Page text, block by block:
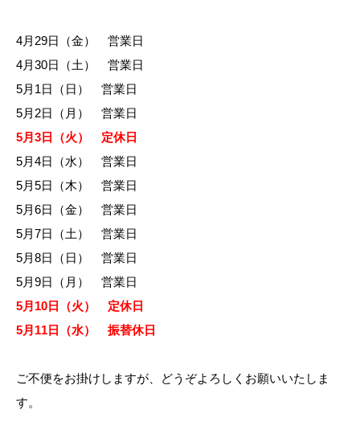
4月29日（金） 営業日
4月30日（土） 営業日
5月1日（日） 営業日
5月2日（月） 営業日
5月3日（火） 定休日
5月4日（水） 営業日
5月5日（木） 営業日
5月6日（金） 営業日
5月7日（土） 営業日
5月8日（日） 営業日
5月9日（月） 営業日
5月10日（火） 定休日
5月11日（水） 振替休日
ご不便をお掛けしますが、どうぞよろしくお願いいたしま
す。